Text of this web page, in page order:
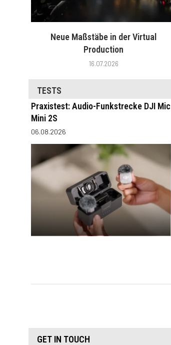
Neue Maßstäbe in der Virtual
Production
16.07.2026
TESTS
Praxistest: Audio-Funkstrecke DJI Mic
Mini 2S
06.08.2026
GET IN TOUCH